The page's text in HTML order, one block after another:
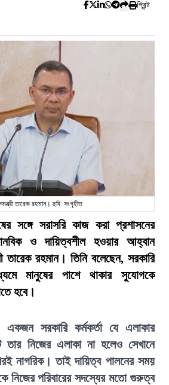
প্রিন্ট
তারেক রহমান। ছবি: সংগৃহীত
সঙ্গে সরাসরি কাজ করা প্রশাসনের
ও দায়িত্বশীল হওয়ার আহ্বান
তারেক রহমান। তিনি বলেছেন, সরকারি
মানুষের পাশে থাকার সুযোগকে
হবে।
একজন সরকারি কর্মকর্তা যে এলাকার
তার নিজের এলাকা না হলেও সেখানে
নাগরিক। তাই দায়িত্ব পালনের সময়
নিজের পরিবারের সদস্যের মতো গুরুত্ব